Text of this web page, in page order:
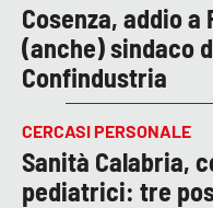
Cosenza, addio a
(anche) sindaco
Confindustria
CERCASI PERSONALE
Sanità Calabria,
pediatrici: tre